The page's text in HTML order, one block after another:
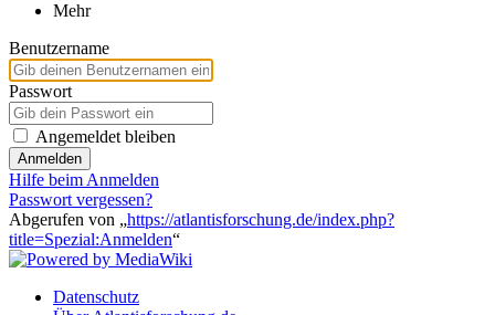
Mehr
Benutzername
Passwort
Angemeldet bleiben
Anmelden
Hilfe beim Anmelden
Passwort vergessen?
Abgerufen von „https://atlantisforschung.de/index.php?
title=Spezial:Anmelden“
Datenschutz